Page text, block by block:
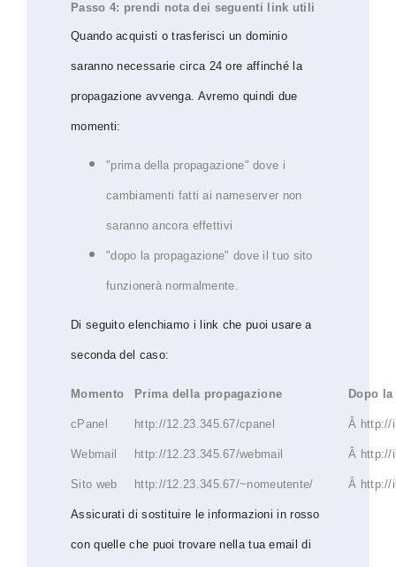
Passo 4: prendi nota dei seguenti link utili
Quando acquisti o trasferisci un dominio
saranno necessarie circa 24 ore affinché la
propagazione avvenga. Avremo quindi due
momenti:
"prima della propagazione" dove i
cambiamenti fatti ai nameserver non
saranno ancora effettivi
"dopo la propagazione" dove il tuo sito
funzionerà normalmente.
Di seguito elenchiamo i link che puoi usare a
seconda del caso:
Momento Prima della propagazione Dopo
cPanel http://12.23.345.67/cpanel Â http://
Webmail http://12.23.345.67/webmail Â http://
Sito web http://12.23.345.67/~nomeutente/ Â http://
Assicurati di sostituire le informazioni in rosso
con quelle che puoi trovare nella tua email di